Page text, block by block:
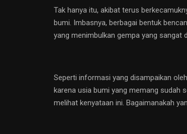
Tak hanya itu, akibat terus
bumi. Imbasnya, berbagai bentuk
yang menimbulkan gempa yang sangat
Seperti informasi yang disampaikan
karena usia bumi yang memang sudah
melihat kenyataan ini. Bagaimanakah